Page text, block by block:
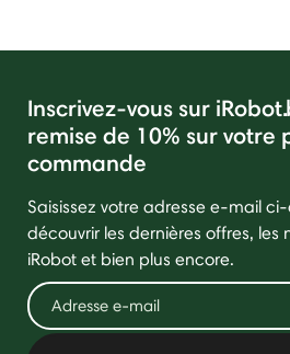
Inscrivez-vous sur
remise de 10% sur votre
commande
Saisissez votre adresse e-mail
découvrir les dernières offres, les
iRobot et bien plus encore.